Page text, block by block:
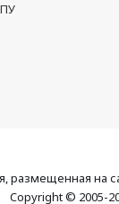
размещенная на
Copyright © 2005-